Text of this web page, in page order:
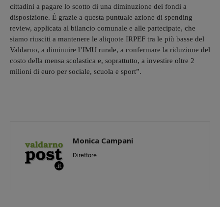
cittadini a pagare lo scotto di una diminuzione dei fondi a
disposizione. È grazie a questa puntuale azione di spending
review, applicata al bilancio comunale e alle partecipate, che
siamo riusciti a mantenere le aliquote IRPEF tra le più basse del
Valdarno, a diminuire l’IMU rurale, a confermare la riduzione del
costo della mensa scolastica e, soprattutto, a investire oltre 2
milioni di euro per sociale, scuola e sport”.
Monica Campani
Direttore